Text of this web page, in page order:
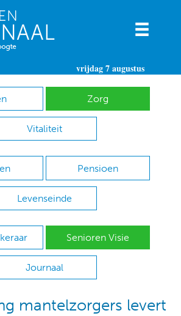
vrijdag 7 augustus
Zorg
Vitaliteit
Pensioen
Levenseinde
Senioren Visie
Journaal
mantelzorgers levert